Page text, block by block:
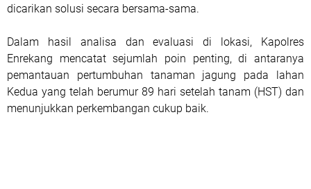
dicarikan solusi secara bersama-sama.
Dalam hasil analisa dan evaluasi di lokasi, Kapolres
Enrekang mencatat sejumlah poin penting, di antaranya
pemantauan pertumbuhan tanaman jagung pada lahan
Kedua yang telah berumur 89 hari setelah tanam (HST) dan
menunjukkan perkembangan cukup baik.